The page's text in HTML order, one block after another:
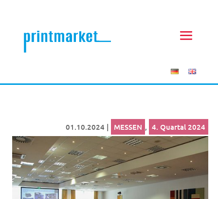
01.10.2024 | MESSEN , 4. Quartal 2024